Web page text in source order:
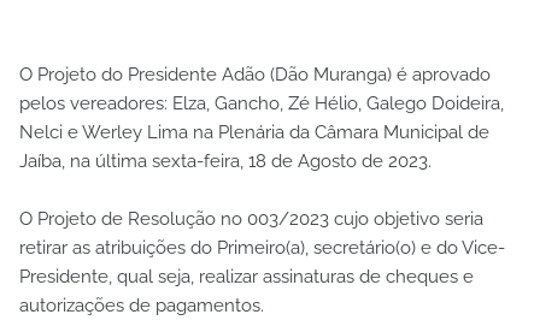
O Projeto do Presidente Adão (Dão Muranga) é aprovado
pelos vereadores: Elza, Gancho, Zé Hélio, Galego Doideira,
Nelci e Werley Lima na Plenária da Câmara Municipal de
Jaíba, na última sexta-feira, 18 de Agosto de 2023.
O Projeto de Resolução no 003/2023 cujo objetivo seria
retirar as atribuições do Primeiro(a), secretário(o) e do Vice-
Presidente, qual seja, realizar assinaturas de cheques e
autorizações de pagamentos.